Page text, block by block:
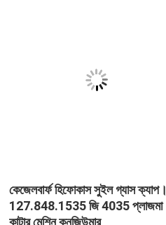
কেজেলবার্ফ হিফোকাস সুইল গ্যাস ক্যাপ।
127.848.1535 জি 4035 প্লাজমা
কাটার মেশিন কনজিউমার